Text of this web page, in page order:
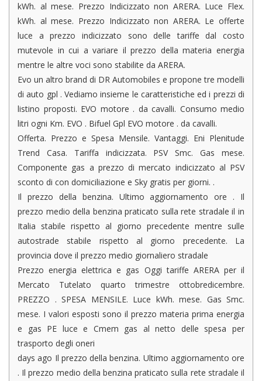
kWh. al mese. Prezzo Indicizzato non ARERA. Luce Flex.
kWh. al mese. Prezzo Indicizzato non ARERA. Le offerte
luce a prezzo indicizzato sono delle tariffe dal costo
mutevole in cui a variare il prezzo della materia energia
mentre le altre voci sono stabilite da ARERA.
Evo un altro brand di DR Automobiles e propone tre modelli
di auto gpl . Vediamo insieme le caratteristiche ed i prezzi di
listino proposti. EVO motore . da cavalli. Consumo medio
litri ogni Km. EVO . Bifuel Gpl EVO motore . da cavalli.
Offerta. Prezzo e Spesa Mensile. Vantaggi. Eni Plenitude
Trend Casa. Tariffa indicizzata. PSV Smc. Gas mese.
Componente gas a prezzo di mercato indicizzato al PSV
sconto di con domiciliazione e Sky gratis per giorni. .
Il prezzo della benzina. Ultimo aggiornamento ore . Il
prezzo medio della benzina praticato sulla rete stradale il in
Italia stabile rispetto al giorno precedente mentre sulle
autostrade stabile rispetto al giorno precedente. La
provincia dove il prezzo medio giornaliero stradale
Prezzo energia elettrica e gas Oggi tariffe ARERA per il
Mercato Tutelato quarto trimestre ottobredicembre.
PREZZO . SPESA MENSILE. Luce kWh. mese. Gas Smc.
mese. I valori esposti sono il prezzo materia prima energia
e gas PE luce e Cmem gas al netto delle spesa per
trasporto degli oneri
days ago Il prezzo della benzina. Ultimo aggiornamento ore
. Il prezzo medio della benzina praticato sulla rete stradale il